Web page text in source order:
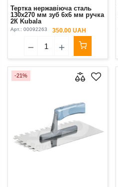
Тертка нержавіюча сталь
130х270 мм зуб 6х6 мм ручка
2К Kubala
Арт.: 00092263 350.00 UAH
-21%